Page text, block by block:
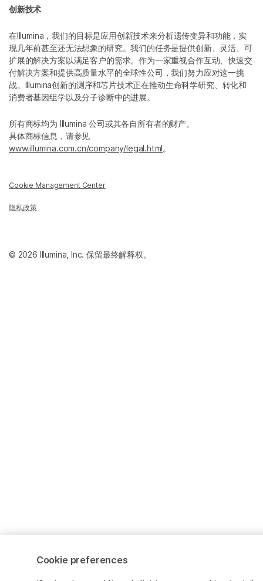
创新技术
在Illumina，我们的目标是应用创新技术来分析遗传变异和功能，实
现几年前甚至还无法想象的研究。我们的任务是提供创新、灵活、可
扩展的解决方案以满足客户的需求。作为一家重视合作互动、快速交
付解决方案和提供高质量水平的全球性公司，我们努力应对这一挑
战。Illumina创新的测序和芯片技术正在推动生命科学研究、转化和
消费者基因组学以及分子诊断中的进展。
所有商标均为 Illumina 公司或其各自所有者的财产。
具体商标信息，请参见
www.illumina.com.cn/company/legal.html。
Cookie Management Center
隐私政策
© 2026 Illumina, Inc. 保留最终解释权。
Cookie preferences